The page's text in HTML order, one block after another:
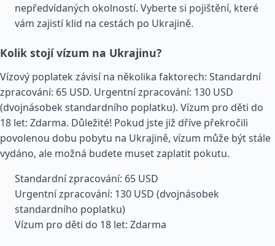
nepředvídaných okolností. Vyberte si pojištění, které
vám zajistí klid na cestách po Ukrajině.
Kolik stojí vízum na Ukrajinu?
Vízový poplatek závisí na několika faktorech: Standardní
zpracování: 65 USD. Urgentní zpracování: 130 USD
(dvojnásobek standardního poplatku). Vízum pro děti do
18 let: Zdarma. Důležité! Pokud jste již dříve překročili
povolenou dobu pobytu na Ukrajině, vízum může být stále
vydáno, ale možná budete muset zaplatit pokutu.
Standardní zpracování: 65 USD
Urgentní zpracování: 130 USD (dvojnásobek
standardního poplatku)
Vízum pro děti do 18 let: Zdarma